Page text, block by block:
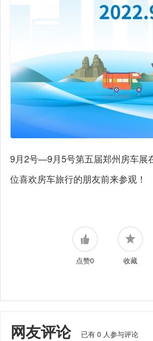
9月2号—9月5号第五届郑州房车展
位喜欢房车旅行的朋友前来参观！
点赞0 收藏
网友评论 已有 0 人参与评论